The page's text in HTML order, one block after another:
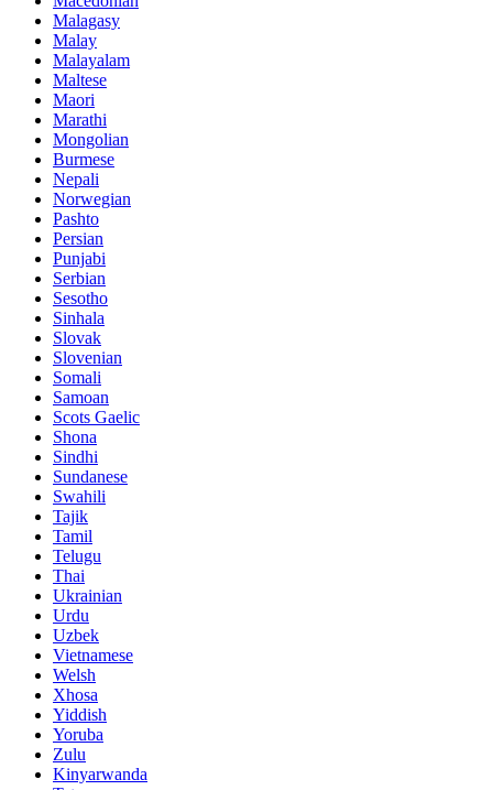
Malagasy
Malay
Malayalam
Maltese
Maori
Marathi
Mongolian
Burmese
Nepali
Norwegian
Pashto
Persian
Punjabi
Serbian
Sesotho
Sinhala
Slovak
Slovenian
Somali
Samoan
Scots Gaelic
Shona
Sindhi
Sundanese
Swahili
Tajik
Tamil
Telugu
Thai
Ukrainian
Urdu
Uzbek
Vietnamese
Welsh
Xhosa
Yiddish
Yoruba
Zulu
Kinyarwanda